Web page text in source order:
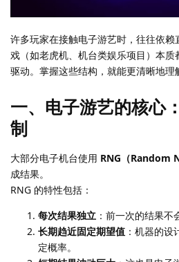
许多玩家在接触电子游艺时，往往依
戏（如老虎机、机台类娱乐项目）本
驱动。掌握这些结构，就能更清晰地理
一、电子游艺的核心
制
大部分电子机台使用 RNG（Random
成结果。
RNG 的特性包括：
每次结果独立 ：前一次的结果不
长期趋近固定期望值 ：机器的
定概率。